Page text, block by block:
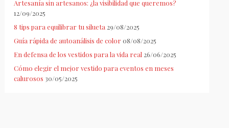
Artesanía sin artesanos: ¿la visibilidad que queremos?
12/09/2025
8 tips para equilibrar tu silueta 29/08/2025
Guía rápida de autoanálisis de color 08/08/2025
En defensa de los vestidos para la vida real 26/06/2025
Cómo elegir el mejor vestido para eventos en meses
calurosos 30/05/2025